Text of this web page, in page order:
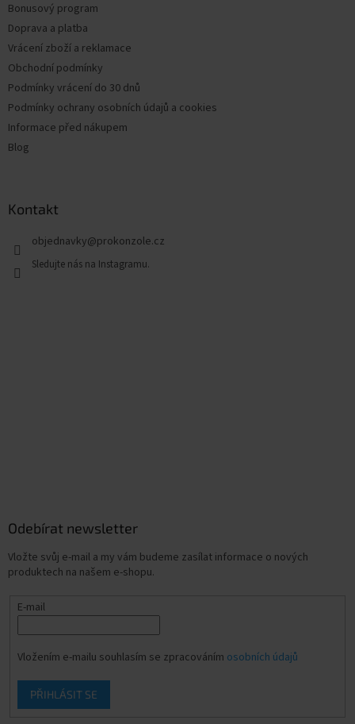
Bonusový program
Doprava a platba
Vrácení zboží a reklamace
Obchodní podmínky
Podmínky vrácení do 30 dnů
Podmínky ochrany osobních údajů a cookies
Informace před nákupem
Blog
Kontakt
objednavky@prokonzole.cz
Odebírat newsletter
Vložte svůj e-mail a my vám budeme zasílat informace o nových
produktech na našem e-shopu.
E-mail
Vložením e-mailu souhlasím se zpracováním osobních údajů
PŘIHLÁSIT SE